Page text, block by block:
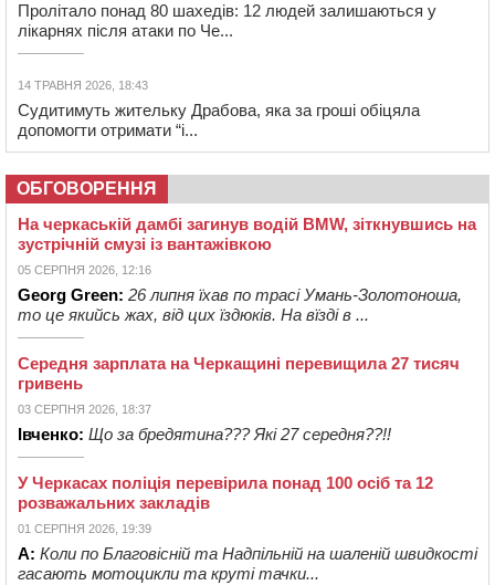
Пролітало понад 80 шахедів: 12 людей залишаються у
лікарнях після атаки по Че...
14 ТРАВНЯ 2026, 18:43
Судитимуть жительку Драбова, яка за гроші обіцяла
допомогти отримати “і...
ОБГОВОРЕННЯ
На черкаській дамбі загинув водій BMW, зіткнувшись на
зустрічній смузі із вантажівкою
05 СЕРПНЯ 2026, 12:16
Georg Green: 26 липня їхав по трасі Умань-Золотоноша,
то це якийсь жах, від цих їздюків. На вїзді в ...
Середня зарплата на Черкащині перевищила 27 тисяч
гривень
03 СЕРПНЯ 2026, 18:37
Івченко: Що за бредятина??? Які 27 середня??!!
У Черкасах поліція перевірила понад 100 осіб та 12
розважальних закладів
01 СЕРПНЯ 2026, 19:39
А: Коли по Благовісній та Надпільній на шаленій швидкості
гасають мотоцикли та круті тачки...